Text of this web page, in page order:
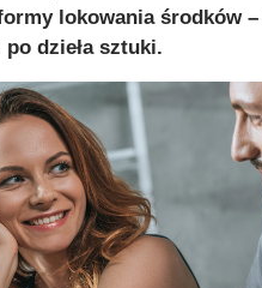
lokowania środków
dzieła sztuki.